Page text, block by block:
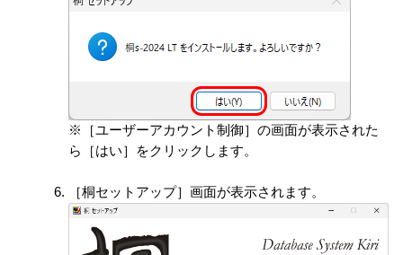
※［ユーザーアカウント制御］の画面が表示された
ら［はい］をクリックします。
［桐セットアップ］画面が表示されます。